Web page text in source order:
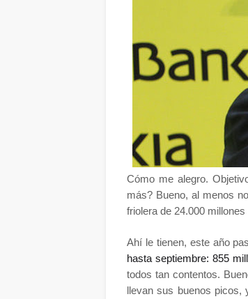
Cómo me alegro.
más? Bueno, al menos
friolera de 24.000
Ahí le tienen, este año
hasta septiembre: 855
todos tan contentos.
llevan sus buenos picos,